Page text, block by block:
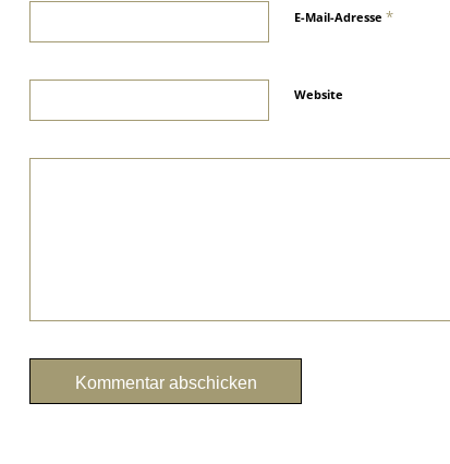
E-Mail-Adresse *
Website